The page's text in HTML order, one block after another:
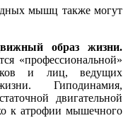
мышц также могут
образ жизни.
«профессиональной»
и лиц, ведущих
Гиподинамия,
двигательной
к атрофии мышечного